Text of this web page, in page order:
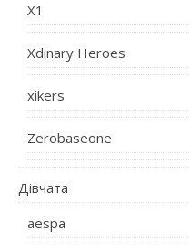
X1
Xdinary Heroes
xikers
Zerobaseone
Дівчата
aespa